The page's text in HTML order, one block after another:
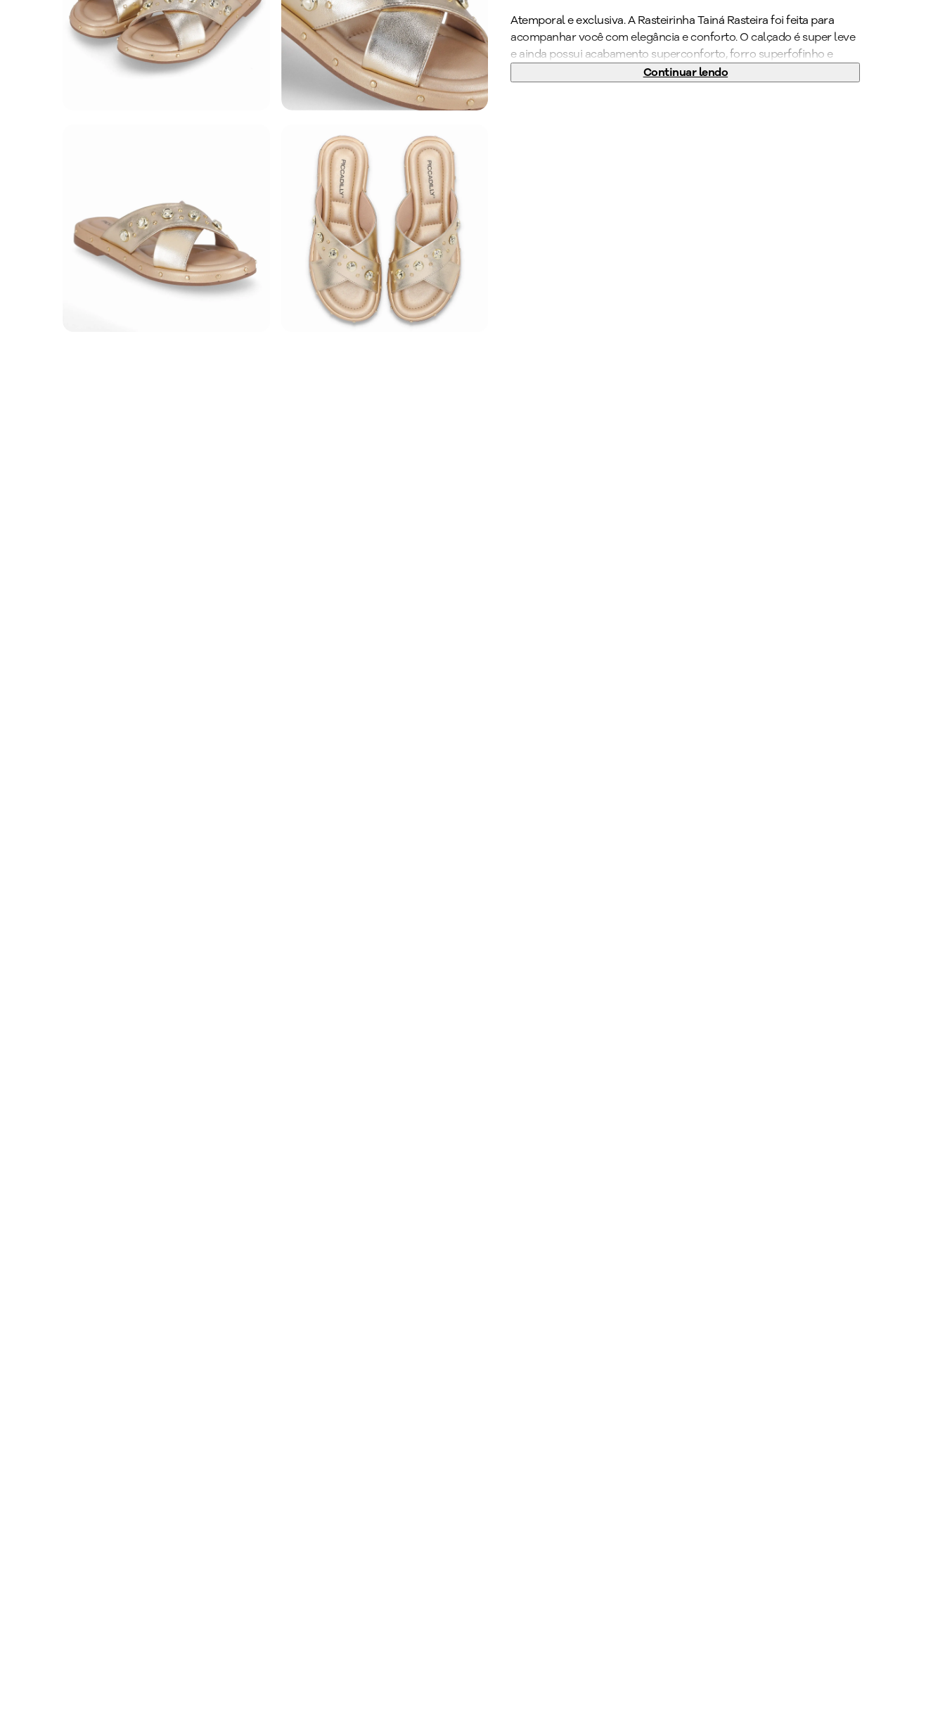
Atemporal e exclusiva. A Rasteirinha Tainá Rasteira foi feita para
acompanhar você com elegância e conforto. O calçado é super leve
e ainda possui acabamento superconforto, forro superfofinho e
solado superaderente tornando-o indispensável para quem precisa
Continuar lendo